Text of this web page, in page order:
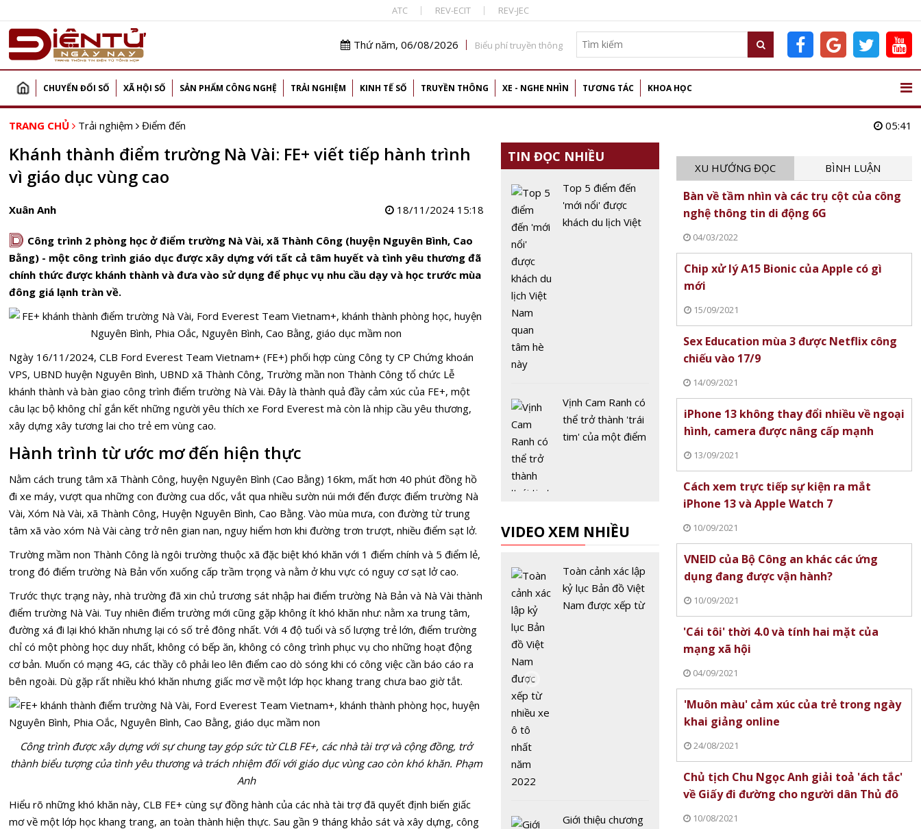
ATC REV-ECIT REV-JEC
Thứ năm, 06/08/2026 Biểu phí truyền thông
CHUYỂN ĐỔI SỐ XÃ HỘI SỐ SẢN PHẨM CÔNG NGHỆ TRẢI NGHIỆM KINH TẾ SỐ TRUYỀN THÔNG XE - NGHE NHÌN TƯƠNG TÁC KHOA HỌC
TRANG CHỦ Trải nghiệm Điểm đến 05:41
Khánh thành điểm trường Nà Vài: FE+ viết tiếp hành trình
vì giáo dục vùng cao
Xuân Anh 18/11/2024 15:18
D Công trình 2 phòng học ở điểm trường Nà Vài, xã Thành Công (huyện Nguyên Bình, Cao
Bằng) - một công trình giáo dục được xây dựng với tất cả tâm huyết và tình yêu thương đã
chính thức được khánh thành và đưa vào sử dụng để phục vụ nhu cầu dạy và học trước mùa
đông giá lạnh tràn về.
Ngày 16/11/2024, CLB Ford Everest Team Vietnam+ (FE+) phối hợp cùng Công ty CP Chứng khoán
VPS, UBND huyện Nguyên Bình, UBND xã Thành Công, Trường mần non Thành Công tổ chức Lễ
khánh thành và bàn giao công trình điểm trường Nà Vài. Đây là thành quả đầy cảm xúc của FE+, một
câu lạc bộ không chỉ gắn kết những người yêu thích xe Ford Everest mà còn là nhịp cầu yêu thương,
xây dựng xây tương lai cho trẻ em vùng cao.
Hành trình từ ước mơ đến hiện thực
Nằm cách trung tâm xã Thành Công, huyện Nguyên Bình (Cao Bằng) 16km, mất hơn 40 phút đồng hồ
đi xe máy, vượt qua những con đường cua dốc, vắt qua nhiều sườn núi mới đến được điểm trường Nà
Vài, Xóm Nà Vài, xã Thành Công, Huyện Nguyên Bình, Cao Bằng. Vào mùa mưa, con đường từ trung
tâm xã vào xóm Nà Vài càng trở nên gian nan, nguy hiểm hơn khi đường trơn trượt, nhiều điểm sạt lở.
Trường mầm non Thành Công là ngôi trường thuộc xã đặc biệt khó khăn với 1 điểm chính và 5 điểm lẻ,
trong đó điểm trường Nà Bản vốn xuống cấp trầm trọng và nằm ở khu vực có nguy cơsạt lởcao.
Trước thực trạng này, nhà trường đã xin chủ trương sát nhập hai điểm trường Nà Bản và Nà Vài thành
điểm trường Nà Vài. Tuy nhiên điểm trường mới cũng gặp không ít khó khăn như: nằm xa trung tâm,
đường xá đi lại khó khăn nhưng lại có số trẻ đông nhất. Với 4 độ tuổi và số lượng trẻ lớn, điểm trường
chỉ có một phòng học duy nhất, không có bếp ăn, không có công trình phục vụ cho những hoạt động
cơ bản. Muốn có mạng 4G, các thầy cô phải leo lên điểm cao dò sóng khi có công việc cần báo cáo ra
bên ngoài. Dù gặp rất nhiều khó khăn nhưng giấc mơ về một lớp học khang trang chưa bao giờ tắt.
Công trình được xây dựng với sự chung tay góp sức từ CLB FE+, các nhà tài trợ và cộng đồng, trở
thành biểu tượng của tình yêu thương và trách nhiệm đối với giáo dục vùng cao còn khó khăn. Phạm
Anh
Hiểu rõ những khó khăn này, CLB FE+ cùng sự đồng hành của các nhà tài trợ đã quyết định biến giấc
mơ về một lớp học khang trang, an toàn thành hiện thực. Sau gần 9 tháng khảo sát và xây dựng, công
TIN ĐỌC NHIỀU
Top 5 điểm đến
'mới nổi' được
khách du lịch Việt
Vịnh Cam Ranh có
thể trở thành 'trái
tim' của một điểm
Vì sao du khách
VIDEO XEM NHIỀU
Toàn cảnh xác lập
kỷ lục Bản đồ Việt
Nam được xếp từ
Giới thiệu chương
XU HƯỚNG ĐỌC BÌNH LUẬN
Bàn về tầm nhìn và các trụ cột của công
nghệ thông tin di động 6G
04/03/2022
Chip xử lý A15 Bionic của Apple có gì
mới
15/09/2021
Sex Education mùa 3 được Netflix công
chiếu vào 17/9
14/09/2021
iPhone 13 không thay đổi nhiều về ngoại
hình, camera được nâng cấp mạnh
13/09/2021
Cách xem trực tiếp sự kiện ra mắt
iPhone 13 và Apple Watch 7
10/09/2021
VNEID của Bộ Công an khác các ứng
dụng đang được vận hành?
10/09/2021
'Cái tôi' thời 4.0 và tính hai mặt của
mạng xã hội
04/09/2021
'Muôn màu' cảm xúc của trẻ trong ngày
khai giảng online
24/08/2021
Chủ tịch Chu Ngọc Anh giải toả 'ách tắc'
về Giấy đi đường cho người dân Thủ đô
10/08/2021